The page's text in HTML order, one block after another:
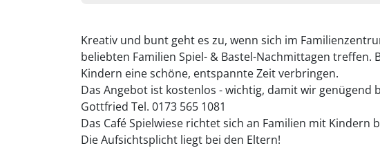
Kreativ und bunt geht es zu, wenn sich im
beliebten Familien Spiel- & Bastel-Nachmittagen
Kindern eine schöne, entspannte Zeit verbringen.
Das Angebot ist kostenlos - wichtig, damit wir
Gottfried Tel. 0173 565 1081
Das Café Spielwiese richtet sich an Familien mit Kindern
Die Aufsichtsplicht liegt bei den Eltern!